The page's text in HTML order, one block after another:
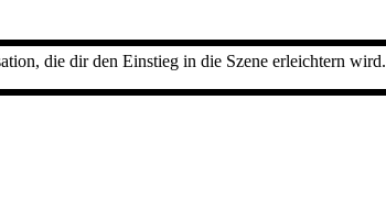
die dir den Einstieg in die Szene erleichtern wird.